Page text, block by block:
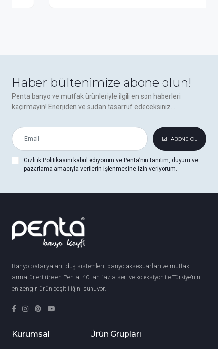
Haber bültenimize abone olun!
Penta banyo ve mutfak ürünleriyle ilgili en son haberleri
kaçırmayın! Enerjiden ve sudan tasarruf edeceksiniz...
ABONE OL
Gizlilik Politikasını kabul ediyorum ve Penta’nın tanıtım, duyuru ve
pazarlama amacıyla verilerin işlenmesine izin veriyorum.
Banyo bataryaları, duş sistemleri, banyo aksesuarları ve mutfak
armatürleri üreten Penta, 40'tan fazla seri ve koleksiyon ile Türkiye’nin
en zengin ürün çeşitliliğini sunuyor.
Kurumsal Ürün Grupları